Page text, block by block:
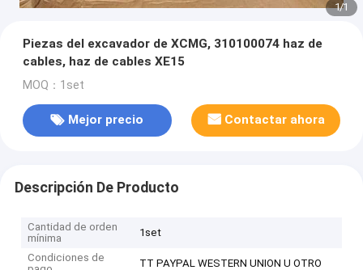
1/1
Piezas del excavador de XCMG, 310100074 haz de
cables, haz de cables XE15
MOQ：1set
Mejor precio Contactar ahora
Descripción De Producto
Cantidad de orden
mínima
1set
Condiciones de
TT PAYPAL WESTERN UNION U OTRO